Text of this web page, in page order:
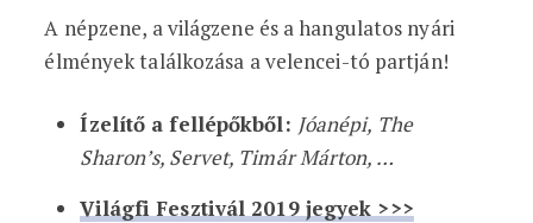
A népzene, a világzene és a hangulatos nyári
élmények találkozása a velencei-tó partján!
Ízelítő a fellépőkből: Jóanépi, The
Sharon’s, Servet, Timár Márton, …
Világfi Fesztivál 2019 jegyek >>>